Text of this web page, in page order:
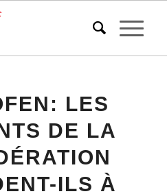
LES
DE LA
ILS À